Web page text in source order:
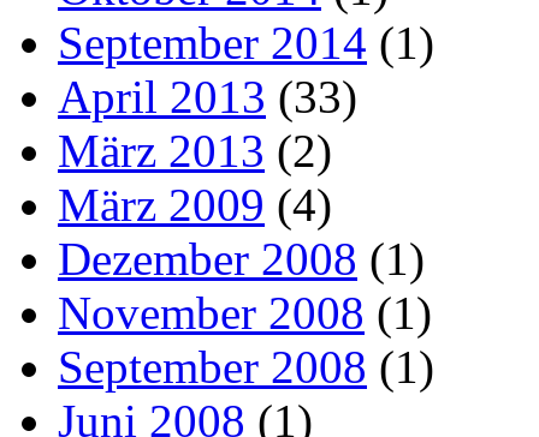
September 2014 (1)
April 2013 (33)
März 2013 (2)
März 2009 (4)
Dezember 2008 (1)
November 2008 (1)
September 2008 (1)
Juni 2008 (1)